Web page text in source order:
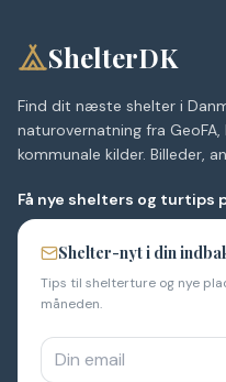
ShelterDK
Find dit næste shelter i
naturovernatning fra
kommunale kilder. Billeder,
Få nye shelters og turtips
Shelter-nyt i din
Tips til shelterture og nye
måneden.